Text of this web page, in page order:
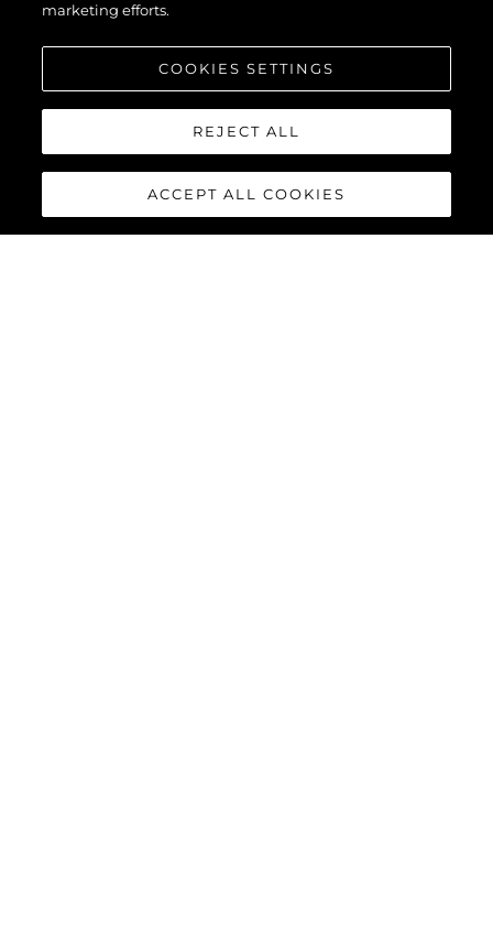
marketing efforts.
COOKIES SETTINGS
REJECT ALL
ACCEPT ALL COOKIES